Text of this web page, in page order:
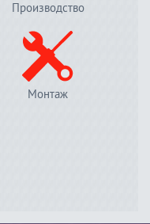
Производство
Монтаж